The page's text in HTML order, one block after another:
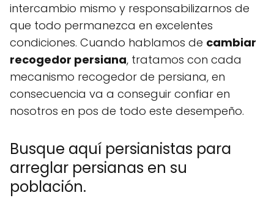
intercambio mismo y responsabilizarnos de
que todo permanezca en excelentes
condiciones. Cuando hablamos de cambiar
recogedor persiana, tratamos con cada
mecanismo recogedor de persiana, en
consecuencia va a conseguir confiar en
nosotros en pos de todo este desempeño.
Busque aquí persianistas para
arreglar persianas en su
población.